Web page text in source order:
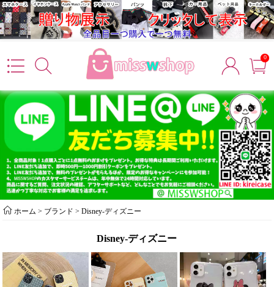
0
ホーム > ブランド > Disney-ディズニー
Disney-ディズニー